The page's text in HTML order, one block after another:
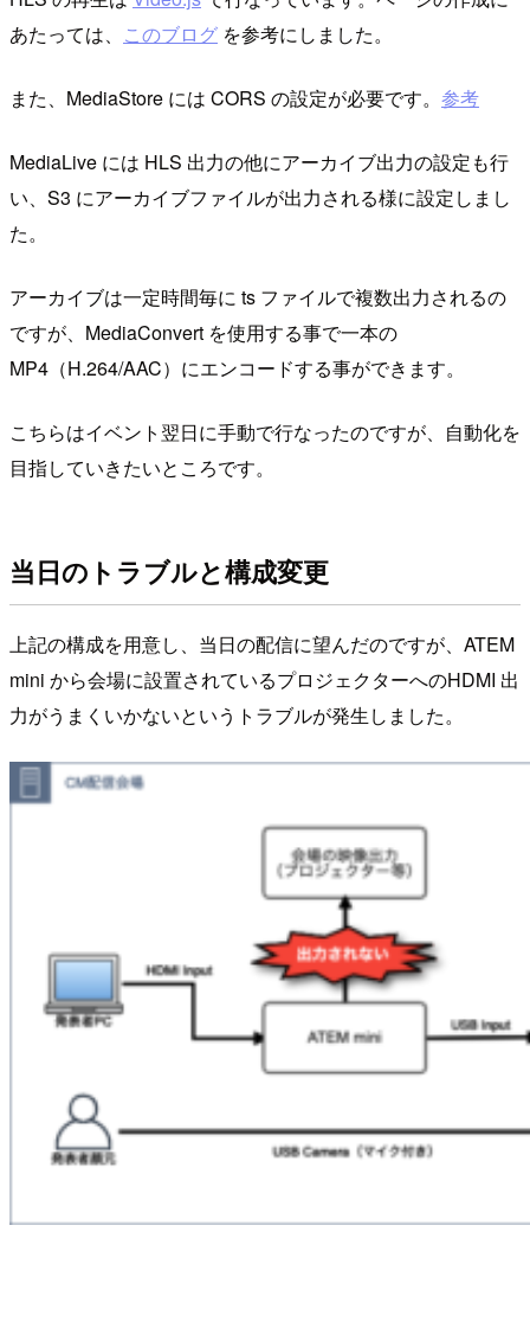
あたっては、 このブログ を参考にしました。
また、MediaStore には CORS の設定が必要です。 参考
MediaLive には HLS 出力の他にアーカイブ出力の設定も行
い、S3 にアーカイブファイルが出力される様に設定しまし
た。
アーカイブは一定時間毎に ts ファイルで複数出力されるの
ですが、MediaConvert を使用する事で一本の
MP4（H.264/AAC）にエンコードする事ができます。
こちらはイベント翌日に手動で行なったのですが、自動化を
目指していきたいところです。
当日のトラブルと構成変更
上記の構成を用意し、当日の配信に望んだのですが、ATEM
mini から会場に設置されているプロジェクターへのHDMI 出
力がうまくいかないというトラブルが発生しました。